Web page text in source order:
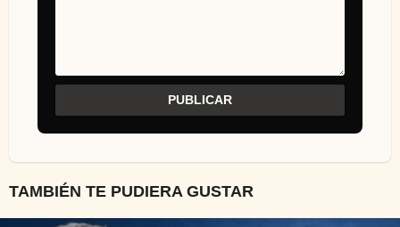
TAMBIÉN TE PUDIERA GUSTAR